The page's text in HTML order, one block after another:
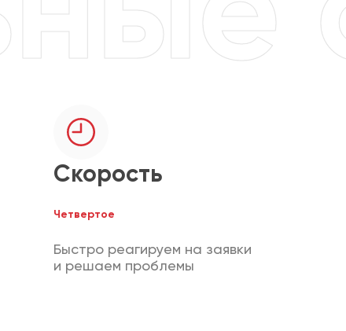
Скорость
Четвертое
Быстро реагируем на заявки
и решаем проблемы